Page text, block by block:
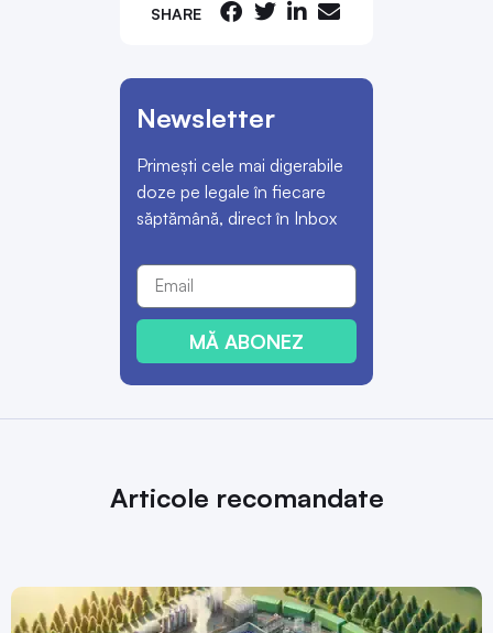
SHARE
Newsletter
Primești cele mai digerabile
doze pe legale în fiecare
săptămână, direct în Inbox
MĂ ABONEZ
Articole recomandate